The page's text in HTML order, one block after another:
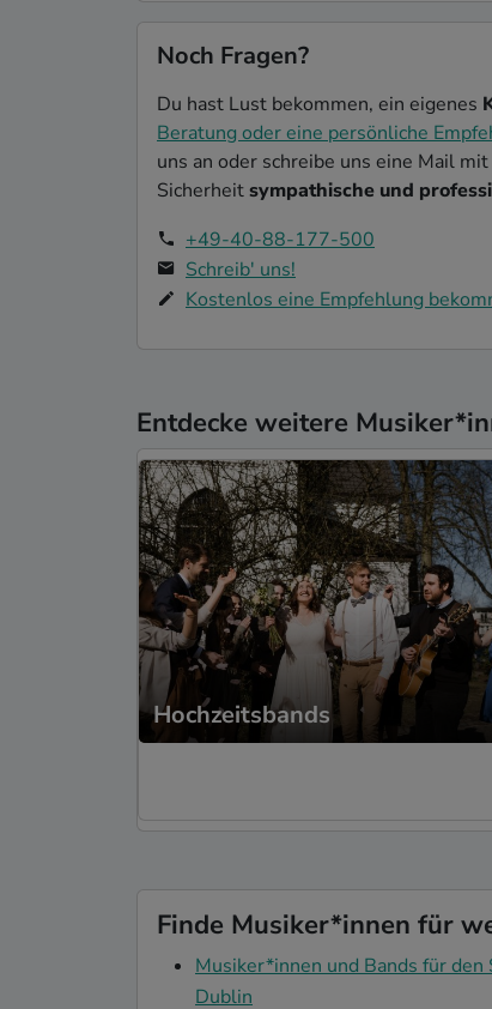
Noch Fragen?
Du hast Lust bekommen, ein eigenes
Beratung oder eine persönliche
uns an oder schreibe uns eine Mail
Sicherheitsympathische und
+49-40-88-177-500
Schreib' uns!
Kostenlos eine Empfehlung
Entdecke weitere
Hochzeitsbands
Finde Musiker*innen für
Musiker*innen und Bands für
Dublin